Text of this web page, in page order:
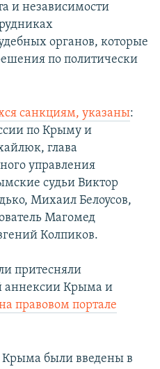
и независимости
органов, которые
по политически
санкциям, указаны:
по Крыму и
глава
управления
судьи Виктор
Михаил Белоусов,
Магомед
Колпиков.
притесняли
аннексии Крыма и
правовом портале
были введены в